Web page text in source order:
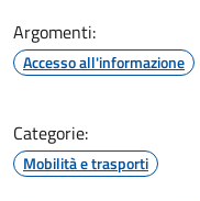
Argomenti:
Accesso all'informazione
Categorie:
Mobilità e trasporti